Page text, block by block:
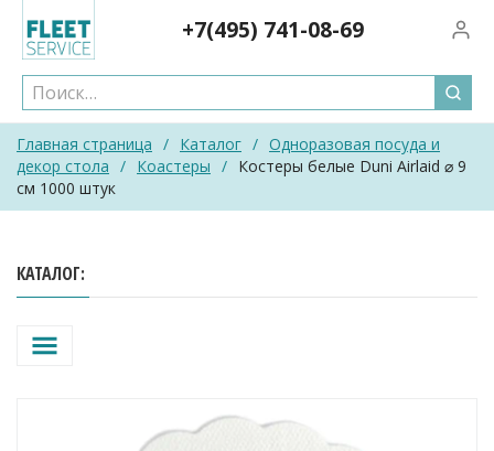
content
+7(495) 741-08-69
Главная страница / Каталог / Одноразовая посуда и
декор стола / Коастеры / Костеры белые Duni Airlaid ⌀ 9
см 1000 штук
КАТАЛОГ